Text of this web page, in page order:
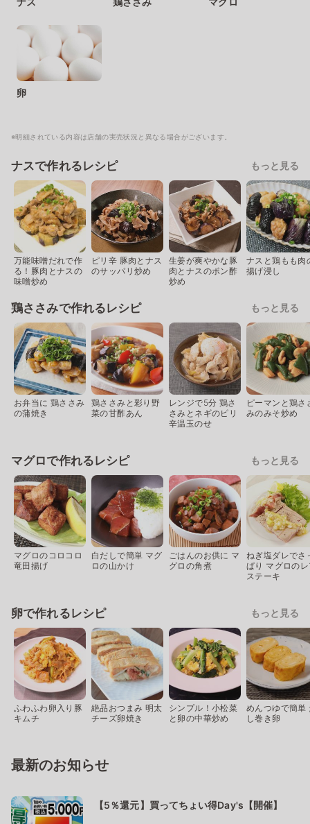
卵
※明細されている内容は店舗の実売状況と異なる場合がございます。
ナスで作れるレシピ もっと見る
万能味噌だれで作
る！豚肉とナスの
味噌炒め
ピリ辛 豚肉とナス
のサッパリ炒め
生姜が爽やかな豚
肉とナスのポン酢
炒め
ナスと鶏もも肉
揚げ浸し
鶏ささみで作れるレシピ もっと見る
お弁当に 鶏ささみ
の蒲焼き
鶏ささみと彩り野
菜の甘酢あん
レンジで5分 鶏さ
さみとネギのピリ
辛温玉のせ
ピーマンと鶏さ
みのみそ炒め
マグロで作れるレシピ もっと見る
マグロのコロコロ
竜田揚げ
白だしで簡単 マグ
ロの山かけ
ごはんのお供に マ
グロの角煮
ねぎ塩ダレでさ
ぱり マグロの
ステーキ
卵で作れるレシピ もっと見る
ふわふわ卵入り豚
キムチ
絶品おつまみ 明太
チーズ卵焼き
シンプル！小松菜
と卵の中華炒め
めんつゆで簡単
し巻き卵
最新のお知らせ
【5％還元】買ってちょい得Day's【開催】